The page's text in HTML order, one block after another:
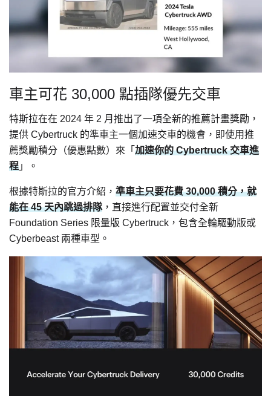
車主可花 30,000 點插隊優先交車
特斯拉在在 2024 年 2 月推出了一項全新的推薦計畫獎勵，
提供 Cybertruck 的準車主一個加速交車的機會，即使用推
薦獎勵積分（優惠點數）來「 加速你的 Cybertruck 交車進
程 」。
根據特斯拉的官方介紹， 準車主只要花費 30,000 積分，就
能在 45 天內跳過排隊，直接進行配置並交付全新
Foundation Series 限量版 Cybertruck，包含全輪驅動版或
Cyberbeast 兩種車型。